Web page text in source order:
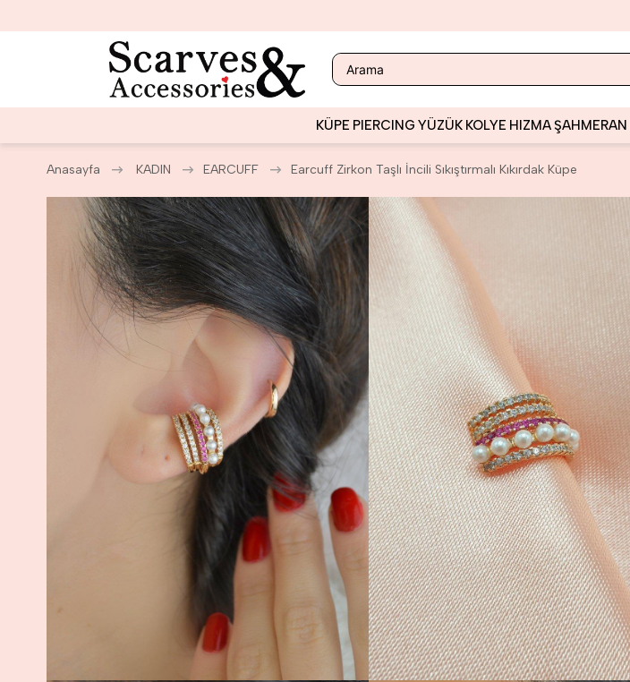
KÜPE PIERCING YÜZÜK KOLYE HIZMAŞAHMERAN
Anasayfa KADIN EARCUFF Earcuff Zirkon Taşlı İncili Sıkıştırmalı Kıkırdak Küpe